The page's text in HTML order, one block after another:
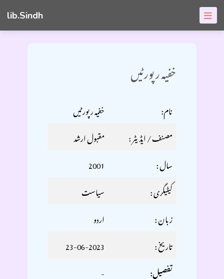
lib.Sindh
خفيہ رپورڻيں
خفيہ رپورڻيں
نام:
مقبول ارشد
مصنف / ایڈیٹر :
2001
سال :
سياست
کیٹیگری :
اردو
زبان :
23-06-2023
تاریخ :
-
تفصیل: